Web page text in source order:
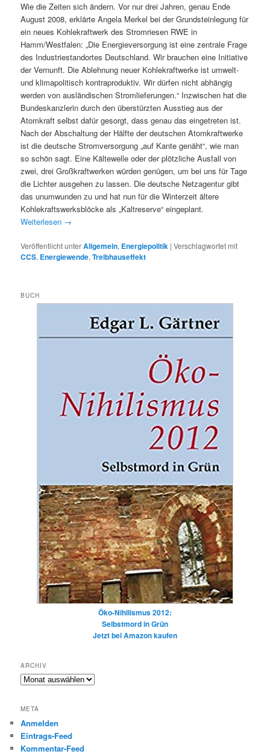
Wie die Zeiten sich ändern. Vor nur drei Jahren, genau Ende
August 2008, erklärte Angela Merkel bei der Grundsteinlegung für
ein neues Kohlekraftwerk des Stromriesen RWE in
Hamm/Westfalen: „Die Energieversorgung ist eine zentrale Frage
des Industriestandortes Deutschland. Wir brauchen eine Initiative
der Vernunft. Die Ablehnung neuer Kohlekraftwerke ist umwelt-
und klimapolitisch kontraproduktiv. Wir dürfen nicht abhängig
werden von ausländischen Stromlieferungen.“ Inzwischen hat die
Bundeskanzlerin durch den überstürzten Ausstieg aus der
Atomkraft selbst dafür gesorgt, dass genau das eingetreten ist.
Nach der Abschaltung der Hälfte der deutschen Atomkraftwerke
ist die deutsche Stromversorgung „auf Kante genäht“, wie man
so schön sagt. Eine Kältewelle oder der plötzliche Ausfall von
zwei, drei Großkraftwerken würden genügen, um bei uns für Tage
die Lichter ausgehen zu lassen. Die deutsche Netzagentur gibt
das unumwunden zu und hat nun für die Winterzeit ältere
Kohlekraftswerksblöcke als „Kaltreserve“ eingeplant.
Weiterlesen →
Veröffentlicht unterAllgemein, Energiepolitik |Verschlagwortet mit
CCS, Energiewende,Treibhauseffekt
BUCH
Öko-Nihilismus 2012:
Selbstmord in Grün
Jetzt bei Amazon kaufen
ARCHIV
Archiv
META
Anmelden
Eintrags-Feed
Kommentar-Feed